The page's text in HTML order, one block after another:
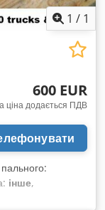
1 / 1
600 EUR
ціна додається ПДВ
інше,